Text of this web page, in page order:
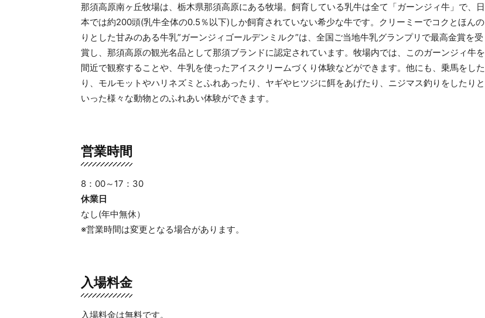
那須高原南ヶ丘牧場は、栃木県那須高原にある牧場。飼育している乳牛は全て「ガーンジィ牛」で、日
本では約200頭(乳牛全体の0.5％以下)しか飼育されていない希少な牛です。クリーミーでコクとほんの
りとした甘みのある牛乳”ガーンジィゴールデンミルク”は、全国ご当地牛乳グランプリで最高金賞を受
賞し、那須高原の観光名品として那須ブランドに認定されています。牧場内では、このガーンジィ牛を
間近で観察することや、牛乳を使ったアイスクリームづくり体験などができます。他にも、乗馬をした
り、モルモットやハリネズミとふれあったり、ヤギやヒツジに餌をあげたり、ニジマス釣りをしたりと
いった様々な動物とのふれあい体験ができます。
営業時間
8：00～17：30
休業日
なし(年中無休）
※営業時間は変更となる場合があります。
入場料金
入場料金は無料です。